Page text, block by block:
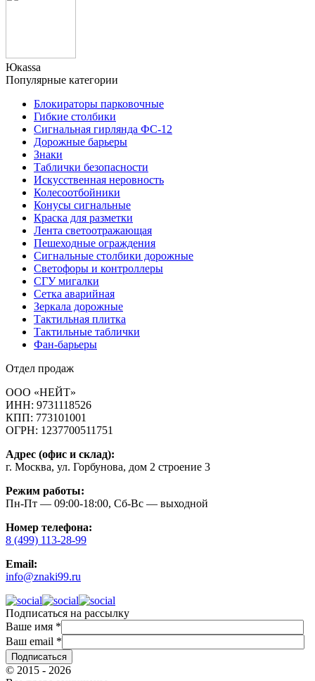
Юкаssа
Популярные категории
Блокираторы парковочные
Гибкие столбики
Сигнальная гирлянда ФС-12
Дорожные барьеры
Знаки
Таблички безопасности
Искусственная неровность
Колесоотбойники
Конусы сигнальные
Краска для разметки
Лента светоотражающая
Пешеходные ограждения
Сигнальные столбики дорожные
Светофоры и контроллеры
СГУ мигалки
Cетка аварийная
Зеркала дорожные
Тактильная плитка
Тактильные таблички
Фан-барьеры
Отдел продаж
ООО «НЕЙТ»
ИНН: 9731118526
КПП: 773101001
ОГРН: 1237700511751
Адрес (офис и склад):
г. Москва, ул. Горбунова, дом 2 строение 3
Режим работы:
Пн-Пт — 09:00-18:00, Сб-Вс — выходной
Номер телефона:
8 (499) 113-28-99
Email:
info@znaki99.ru
Подписаться на рассылку
Ваше имя *
Ваш email *
© 2015 - 2026